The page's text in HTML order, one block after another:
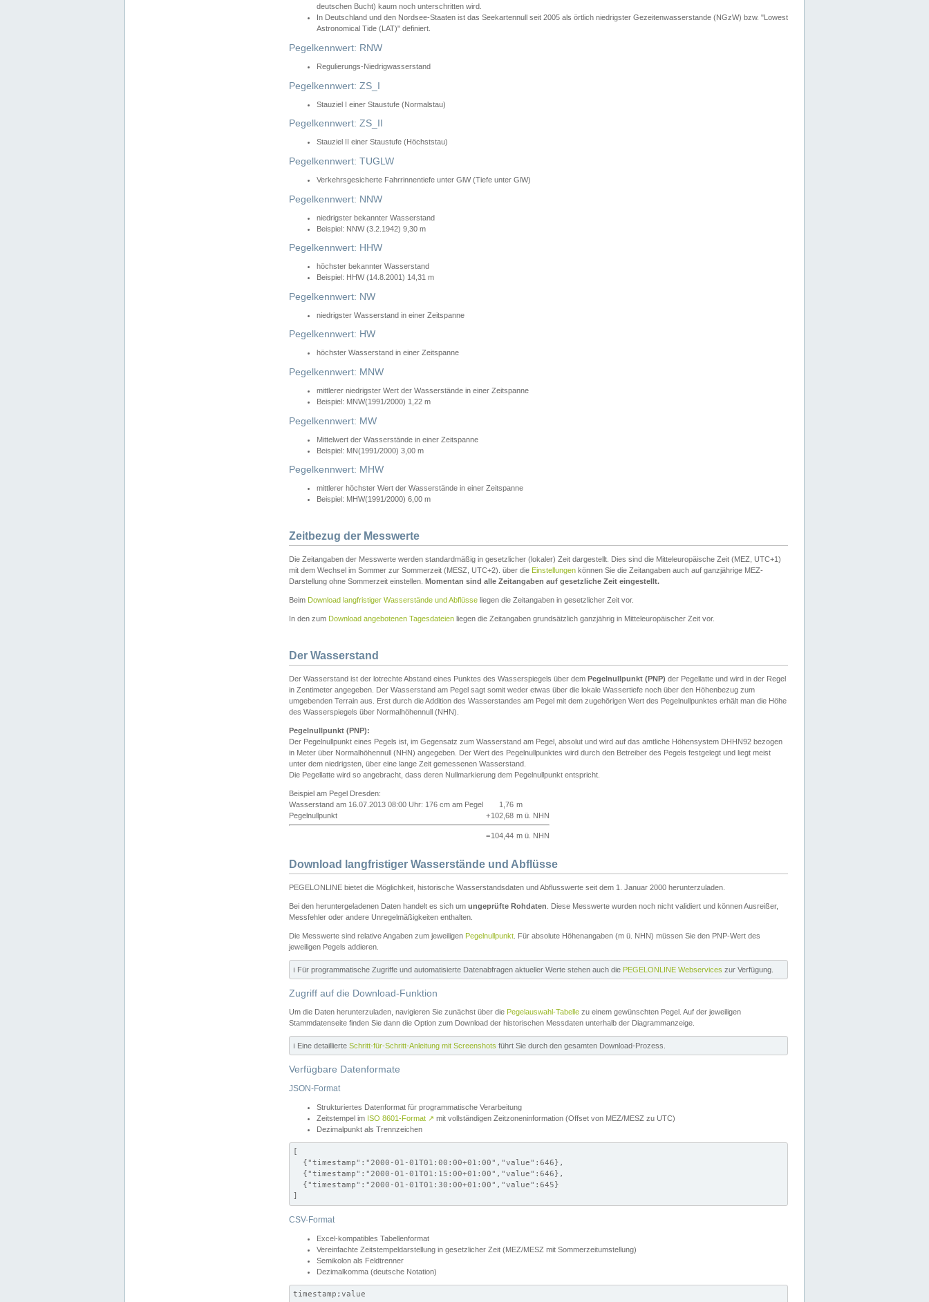
deutschen Bucht) kaum noch unterschritten wird.
In Deutschland und den Nordsee-Staaten ist das Seekartennull seit 2005 als örtlich niedrigster Gezeitenwasserstande (NGzW) bzw. "Lowest
Astronomical Tide (LAT)" definiert.
Pegelkennwert: RNW
Regulierungs-Niedrigwasserstand
Pegelkennwert: ZS_I
Stauziel I einer Staustufe (Normalstau)
Pegelkennwert: ZS_II
Stauziel II einer Staustufe (Höchststau)
Pegelkennwert: TUGLW
Verkehrsgesicherte Fahrrinnentiefe unter GlW (Tiefe unter GlW)
Pegelkennwert: NNW
niedrigster bekannter Wasserstand
Beispiel: NNW (3.2.1942) 9,30 m
Pegelkennwert: HHW
höchster bekannter Wasserstand
Beispiel: HHW (14.8.2001) 14,31 m
Pegelkennwert: NW
niedrigster Wasserstand in einer Zeitspanne
Pegelkennwert: HW
höchster Wasserstand in einer Zeitspanne
Pegelkennwert: MNW
mittlerer niedrigster Wert der Wasserstände in einer Zeitspanne
Beispiel: MNW(1991/2000) 1,22 m
Pegelkennwert: MW
Mittelwert der Wasserstände in einer Zeitspanne
Beispiel: MN(1991/2000) 3,00 m
Pegelkennwert: MHW
mittlerer höchster Wert der Wasserstände in einer Zeitspanne
Beispiel: MHW(1991/2000) 6,00 m
Zeitbezug der Messwerte
Die Zeitangaben der Messwerte werden standardmäßig in gesetzlicher (lokaler) Zeit dargestellt. Dies sind die Mitteleuropäische Zeit (MEZ, UTC+1)
mit dem Wechsel im Sommer zur Sommerzeit (MESZ, UTC+2). über die Einstellungen können Sie die Zeitangaben auch auf ganzjährige MEZ-
Darstellung ohne Sommerzeit einstellen. Momentan sind alle Zeitangaben auf gesetzliche Zeit eingestellt.
Beim Download langfristiger Wasserstände und Abflüsse liegen die Zeitangaben in gesetzlicher Zeit vor.
In den zum Download angebotenen Tagesdateien liegen die Zeitangaben grundsätzlich ganzjährig in Mitteleuropäischer Zeit vor.
Der Wasserstand
Der Wasserstand ist der lotrechte Abstand eines Punktes des Wasserspiegels über dem Pegelnullpunkt (PNP) der Pegellatte und wird in der Regel
in Zentimeter angegeben. Der Wasserstand am Pegel sagt somit weder etwas über die lokale Wassertiefe noch über den Höhenbezug zum
umgebenden Terrain aus. Erst durch die Addition des Wasserstandes am Pegel mit dem zugehörigen Wert des Pegelnullpunktes erhält man die Höhe
des Wasserspiegels über Normalhöhennull (NHN).
Pegelnullpunkt (PNP):
Der Pegelnullpunkt eines Pegels ist, im Gegensatz zum Wasserstand am Pegel, absolut und wird auf das amtliche Höhensystem DHHN92 bezogen
in Meter über Normalhöhennull (NHN) angegeben. Der Wert des Pegelnullpunktes wird durch den Betreiber des Pegels festgelegt und liegt meist
unter dem niedrigsten, über eine lange Zeit gemessenen Wasserstand.
Die Pegellatte wird so angebracht, dass deren Nullmarkierung dem Pegelnullpunkt entspricht.
Beispiel am Pegel Dresden:
Wasserstand am 16.07.2013 08:00 Uhr: 176 cm am Pegel
1,76 m
Pegelnullpunkt
+102,68 m ü. NHN
=104,44 m ü. NHN
Download langfristiger Wasserstände und Abflüsse
PEGELONLINE bietet die Möglichkeit, historische Wasserstandsdaten und Abflusswerte seit dem 1. Januar 2000 herunterzuladen.
Bei den heruntergeladenen Daten handelt es sich um ungeprüfte Rohdaten . Diese Messwerte wurden noch nicht validiert und können Ausreißer,
Messfehler oder andere Unregelmäßigkeiten enthalten.
Die Messwerte sind relative Angaben zum jeweiligen Pegelnullpunkt . Für absolute Höhenangaben (m ü. NHN) müssen Sie den PNP-Wert des
jeweiligen Pegels addieren.
ℹ️ Für programmatische Zugriffe und automatisierte Datenabfragen aktueller Werte stehen auch die PEGELONLINE Webservices zur Verfügung.
Zugriff auf die Download-Funktion
Um die Daten herunterzuladen, navigieren Sie zunächst über die Pegelauswahl-Tabelle zu einem gewünschten Pegel. Auf der jeweiligen
Stammdatenseite finden Sie dann die Option zum Download der historischen Messdaten unterhalb der Diagrammanzeige.
ℹ️ Eine detaillierte Schritt-für-Schritt-Anleitung mit Screenshots führt Sie durch den gesamten Download-Prozess.
Verfügbare Datenformate
JSON-Format
Strukturiertes Datenformat für programmatische Verarbeitung
Zeitstempel im ISO 8601-Format ↗ mit vollständigen Zeitzoneninformation (Offset von MEZ/MESZ zu UTC)
Dezimalpunkt als Trennzeichen
[
  {"timestamp":"2000-01-01T01:00:00+01:00","value":646},
  {"timestamp":"2000-01-01T01:15:00+01:00","value":646},
  {"timestamp":"2000-01-01T01:30:00+01:00","value":645}
]
CSV-Format
Excel-kompatibles Tabellenformat
Vereinfachte Zeitstempeldarstellung in gesetzlicher Zeit (MEZ/MESZ mit Sommerzeitumstellung)
Semikolon als Feldtrenner
Dezimalkomma (deutsche Notation)
timestamp;value